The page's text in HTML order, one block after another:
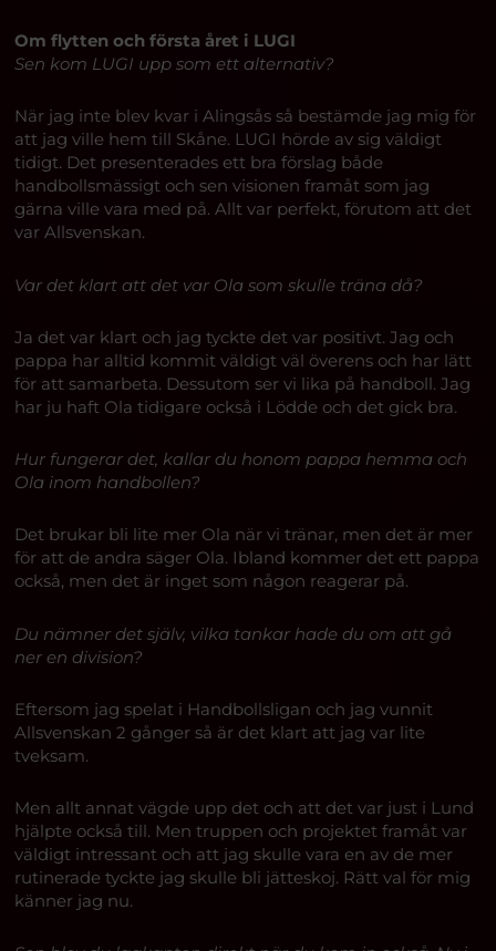
Om flytten och första året i LUGI
Sen kom LUGI upp som ett alternativ?
När jag inte blev kvar i Alingsås så bestämde jag mig för
att jag ville hem till Skåne. LUGI hörde av sig väldigt
tidigt. Det presenterades ett bra förslag både
handbollsmässigt och sen visionen framåt som jag
gärna ville vara med på. Allt var perfekt, förutom att det
var Allsvenskan.
Var det klart att det var Ola som skulle träna då?
Ja det var klart och jag tyckte det var positivt. Jag och
pappa har alltid kommit väldigt väl överens och har lätt
för att samarbeta. Dessutom ser vi lika på handboll. Jag
har ju haft Ola tidigare också i Lödde och det gick bra.
Hur fungerar det, kallar du honom pappa hemma och
Ola inom handbollen?
Det brukar bli lite mer Ola när vi tränar, men det är mer
för att de andra säger Ola. Ibland kommer det ett pappa
också, men det är inget som någon reagerar på.
Du nämner det själv, vilka tankar hade du om att gå
ner en division?
Eftersom jag spelat i Handbollsligan och jag vunnit
Allsvenskan 2 gånger så är det klart att jag var lite
tveksam.
Men allt annat vägde upp det och att det var just i Lund
hjälpte också till. Men truppen och projektet framåt var
väldigt intressant och att jag skulle vara en av de mer
rutinerade tyckte jag skulle bli jätteskoj. Rätt val för mig
känner jag nu.